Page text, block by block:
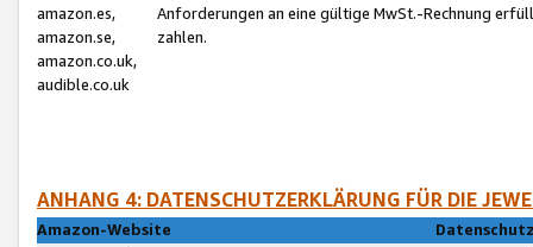
amazon.es,
amazon.se,
amazon.co.uk,
audible.co.uk
Anforderungen an eine gültige MwSt.-Rechnung
zahlen.
ANHANG 4: DATENSCHUTZERKLÄRUNG FÜR DIE
Amazon-Website